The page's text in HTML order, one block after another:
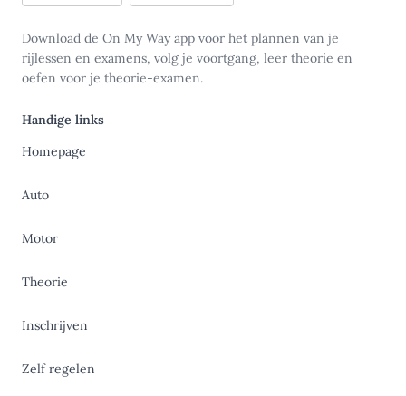
Download de On My Way app voor het plannen van je
rijlessen en examens, volg je voortgang, leer theorie en
oefen voor je theorie-examen.
Handige links
Homepage
Auto
Motor
Theorie
Inschrijven
Zelf regelen